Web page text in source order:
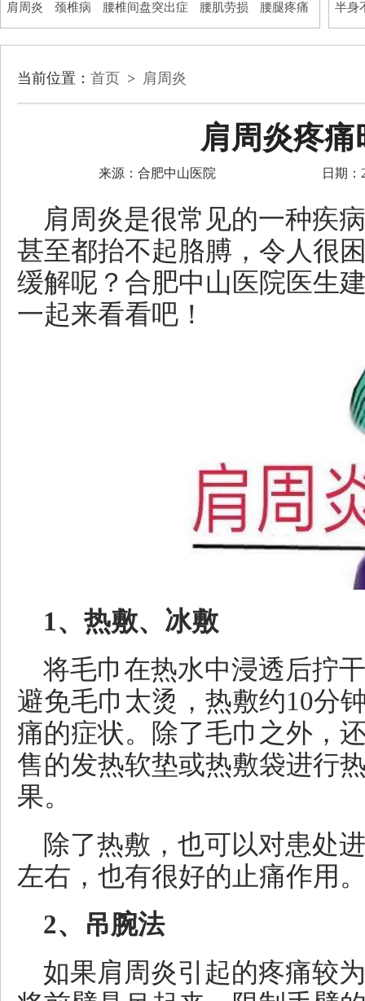
肩周炎
颈椎病 腰椎间盘突出症 腰肌劳损 腰腿疼痛
半身
当前位置： 首页 > 肩周炎
肩周炎疼
来源：合肥中山医院 日期：
肩周炎是很常见的一种疾
甚至都抬不起胳膊，令人很
缓解呢？合肥中山医院医生
一起来看看吧！
1、热敷、冰敷
将毛巾在热水中浸透后拧
避免毛巾太烫，热敷约10分
痛的症状。除了毛巾之外，
售的发热软垫或热敷袋进行
果。
除了热敷，也可以对患处
左右，也有很好的止痛作用
2、吊腕法
如果肩周炎引起的疼痛较